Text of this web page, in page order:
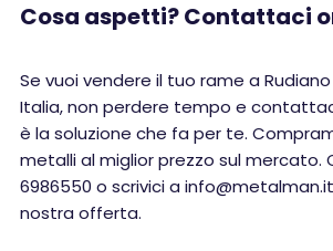
Cosa aspetti? Contattaci
Se vuoi vendere il tuo rame a
Italia, non perdere tempo e
è la soluzione che fa per te.
metalli al miglior prezzo sul mercato.
6986550 o scrivici a
nostra offerta.